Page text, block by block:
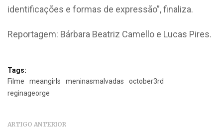
identificações e formas de expressão”, finaliza.
Reportagem: Bárbara Beatriz Camello e Lucas Pires.
Tags:
Filme
meangirls meninasmalvadas
october3rd
reginageorge
ARTIGO ANTERIOR